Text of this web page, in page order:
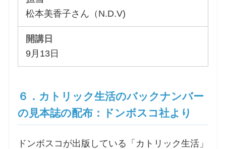
松本美香子さん（N.D.V)
9月13日
６．カトリック生活のバックナンバー
の見本誌の配布：ドンボスコ社より
ドンボスコが出版している「カトリック生活」